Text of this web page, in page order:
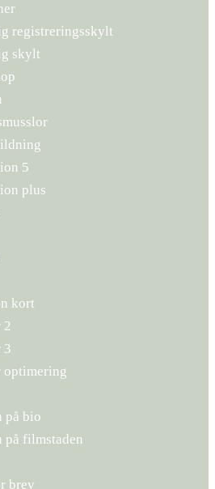
registreringsskylt
skylt
5
plus
kort
2
3
optimering
på bio
på filmstaden
brev